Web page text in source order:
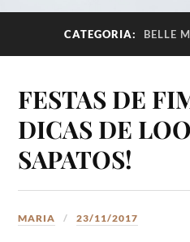
CATEGORIA: BELLE
FESTAS DE
DICAS DE
SAPATOS!
MARIA 23/11/2017